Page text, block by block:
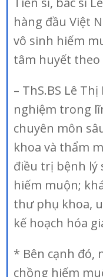
hàng đầu Việt
vô sinh hiếm
tâm huyết theo
– ThS.BS Lê
nghiệm trong
chuyên môn
khoa và thẩm
điều trị bệnh lý
hiếm muộn;
thư phụ khoa,
kế hoạch hóa
* Bên cạnh đó,
chồng hiếm